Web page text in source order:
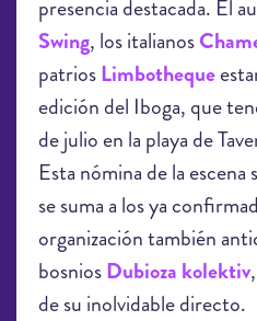
presencia destacada. El
Swing, los italianos
patriosLimbotheque
edición del Iboga, que
de julio en la playa de
Esta nómina de la
se suma a los ya
organización también
bosniosDubioza kolektiv
de su inolvidable directo.